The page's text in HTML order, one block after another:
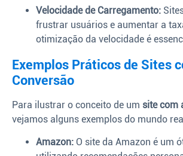
Velocidade de Carregamento:
frustrar usuários e aumentar a
otimização da velocidade é
Exemplos Práticos de Sites
Conversão
Para ilustrar o conceito de um site com
vejamos alguns exemplos do mundo
Amazon: O site da Amazon é um